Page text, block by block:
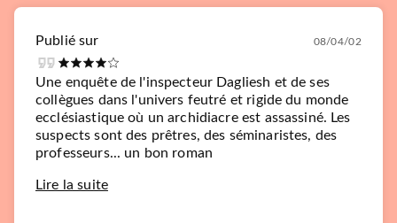
Publié sur 08/04/02
Une enquête de l'inspecteur Dagliesh et de ses
collègues dans l'univers feutré et rigide du monde
ecclésiastique où un archidiacre est assassiné. Les
suspects sont des prêtres, des séminaristes, des
professeurs... un bon roman
Lire la suite